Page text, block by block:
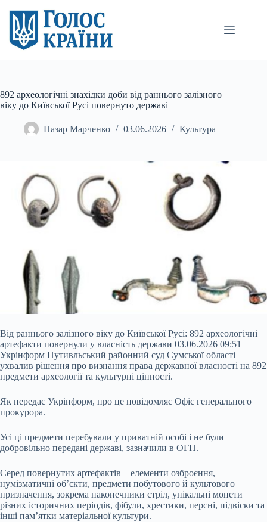
вмісту
892 археологічні знахідки доби від раннього залізного
віку до Київської Русі повернуто державі
Назар Марченко 03.06.2026 Культура
Від раннього залізного віку до Київської Русі: 892 археологічні
артефакти повернули у власність держави 03.06.2026 09:51
Укрінформ Путивльський районний суд Сумської області
ухвалив рішення про визнання права державної власності на 892
предмети археології та культурні цінності.
Як передає Укрінформ, про це повідомляє Офіс генерального
прокурора.
Усі ці предмети перебували у приватній особі і не були
добровільно передані державі, зазначили в ОГП.
Серед повернутих артефактів – елементи озброєння,
нумізматичні об’єкти, предмети побутового й культового
призначення, зокрема наконечники стріл, унікальні монети
різних історичних періодів, фібули, хрестики, персні, підвіски та
інші пам’ятки матеріальної культури.